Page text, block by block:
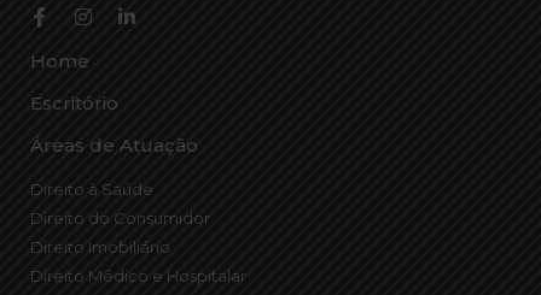
Home
Escritório
Áreas de Atuação
Direito à Saúde
Direito do Consumidor
Direito Imobiliário
Direito Médico e Hospitalar